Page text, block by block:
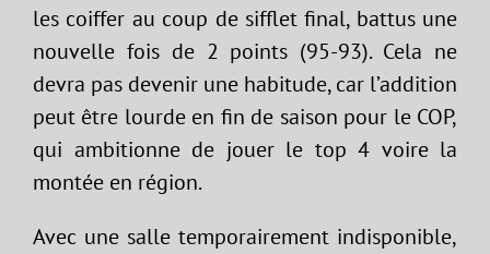
les coiffer au coup de sifflet final, battus une
nouvelle fois de 2 points (95-93). Cela ne
devra pas devenir une habitude, car l’addition
peut être lourde en fin de saison pour le COP,
qui ambitionne de jouer le top 4 voire la
montée en région.
Avec une salle temporairement indisponible,